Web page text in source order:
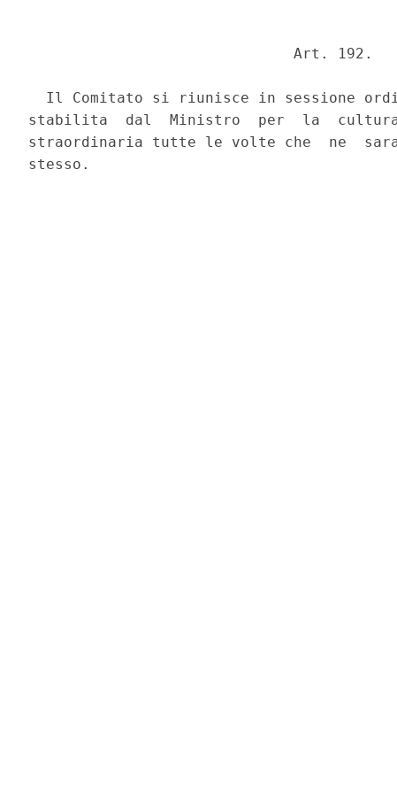
                              Art. 192.
Il Comitato si riunisce in sessione
stabilita  dal  Ministro  per  la
straordinaria tutte le volte che  ne